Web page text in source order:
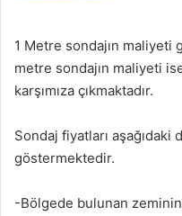
1 Metre sondajın maliyeti
metre sondajın maliyeti
karşımıza çıkmaktadır.
Sondaj fiyatları
göstermektedir.
-Bölgede bulunan